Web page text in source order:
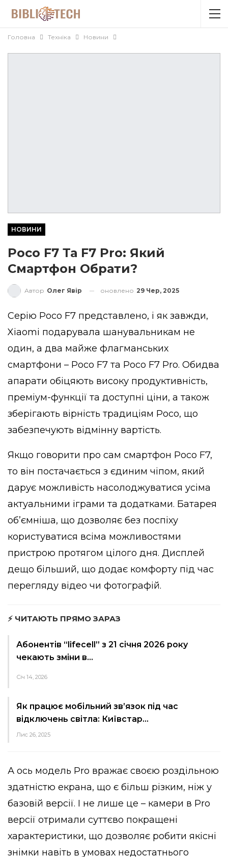
Головна Техніка Новини
НОВИНИ
Poco F7 Та F7 Pro: Який
Смартфон Обрати?
Автор Олег Явір оновлено 29 Чер, 2025
Серію Poco F7 представлено, і як завжди,
Xiaomi подарувала шанувальникам не
один, а два майже флагманських
смартфони – Poco F7 та Poco F7 Pro. Обидва
апарати обіцяють високу продуктивність,
преміум-функції та доступні ціни, а також
зберігають вірність традиціям Poco, що
забезпечують відмінну вартість.
Якщо говорити про сам смартфон Poco F7,
то він постачається з єдиним чіпом, який
дарує можливість насолоджуватися усіма
актуальними іграми та додатками. Батарея
об’ємніша, що дозволяє без поспіху
користуватися всіма можливостями
пристрою протягом цілого дня. Дисплей
дещо більший, що додає комфорту під час
перегляду відео чи фотографій.
⚡ ЧИТАЮТЬ ПРЯМО ЗАРАЗ
Абонентів “lifecell” з 21 січня 2026 року
чекають зміни в…
Січ 14, 2026
Як працює мобільний зв’язок під час
відключень світла: Київстар…
Лис 26, 2025
А ось модель Pro вражає своєю роздільною
здатністю екрана, що є більш різким, ніж у
базовій версії. І не лише це – камери в Pro
версії отримали суттєво покращені
характеристики, що дозволяє робити якісні
знімки навіть в умовах недостатнього